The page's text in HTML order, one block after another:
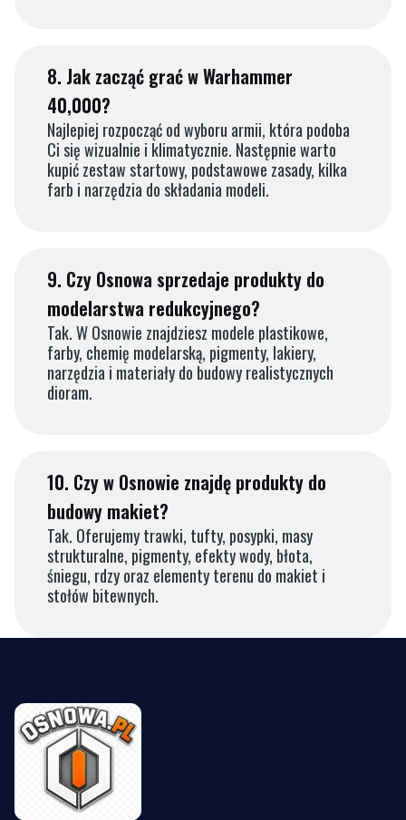
8. Jak zacząć grać w Warhammer
40,000?
Najlepiej rozpocząć od wyboru armii, która podoba
Ci się wizualnie i klimatycznie. Następnie warto
kupić zestaw startowy, podstawowe zasady, kilka
farb i narzędzia do składania modeli.
9. Czy Osnowa sprzedaje produkty do
modelarstwa redukcyjnego?
Tak. W Osnowie znajdziesz modele plastikowe,
farby, chemię modelarską, pigmenty, lakiery,
narzędzia i materiały do budowy realistycznych
dioram.
10. Czy w Osnowie znajdę produkty do
budowy makiet?
Tak. Oferujemy trawki, tufty, posypki, masy
strukturalne, pigmenty, efekty wody, błota,
śniegu, rdzy oraz elementy terenu do makiet i
stołów bitewnych.